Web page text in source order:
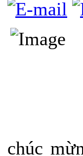
chúc